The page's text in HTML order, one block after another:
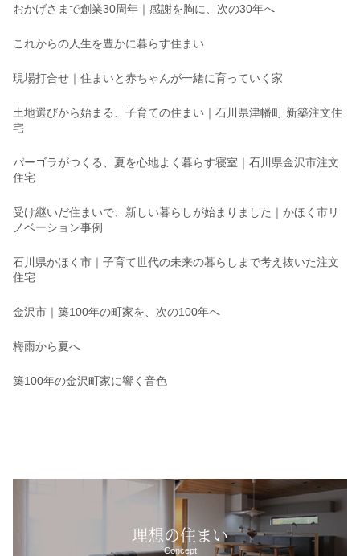
おかげさまで創業30周年｜感謝を胸に、次の30年へ
これからの人生を豊かに暮らす住まい
現場打合せ｜住まいと赤ちゃんが一緒に育っていく家
土地選びから始まる、子育ての住まい｜石川県津幡町 新築注文住
宅
パーゴラがつくる、夏を心地よく暮らす寝室｜石川県金沢市注文
住宅
受け継いだ住まいで、新しい暮らしが始まりました｜かほく市リ
ノベーション事例
石川県かほく市｜子育て世代の未来の暮らしまで考え抜いた注文
住宅
金沢市｜築100年の町家を、次の100年へ
梅雨から夏へ
築100年の金沢町家に響く音色
理想の住まい
Concept